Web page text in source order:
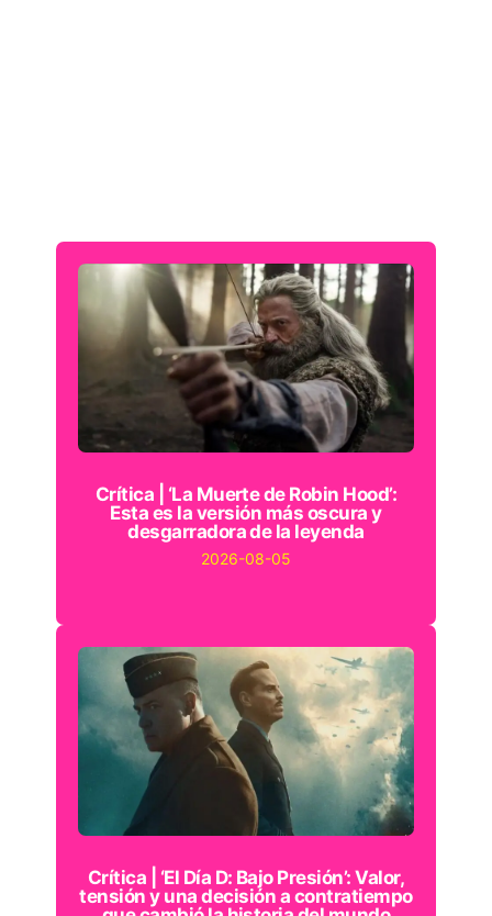
Crítica | ‘La Muerte de Robin Hood’:
Esta es la versión más oscura y
desgarradora de la leyenda
2026-08-05
Crítica | ‘El Día D: Bajo Presión’: Valor,
tensión y una decisión a contratiempo